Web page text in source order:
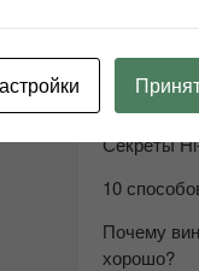
Возьмите
Чем
звучит?
Секреты
10
Почему
хорошо?